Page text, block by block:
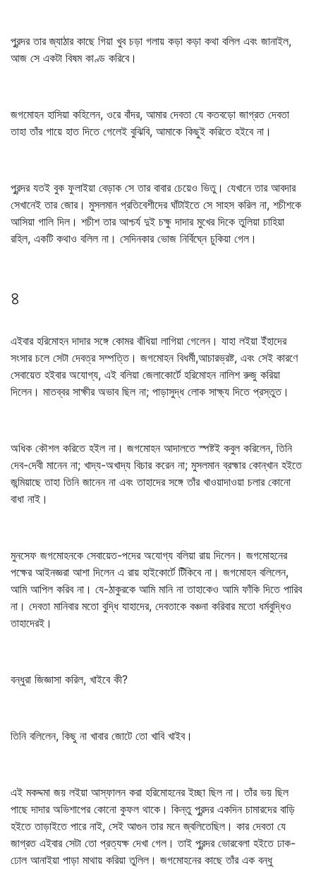
পুরন্দর তার জ্যাঠার কাছে গিয়া খুব চড়া গলায় কড়া কড়া কথা বলিল এবং জানাইল,
আজ সে একটা বিষম কাণ্ড করিবে।
জগমোহন হাসিয়া কহিলেন, ওরে বাঁদর, আমার দেবতা যে কতবড়ো জাগ্রত দেবতা
তাহা তাঁর গায়ে হাত দিতে গেলেই বুঝিবি, আমাকে কিছুই করিতে হইবে না।
পুরন্দর যতই বুক ফুলাইয়া বেড়াক সে তার বাবার চেয়েও ভিতু। যেখানে তার আবদার
সেখানেই তার জোর। মুসলমান প্রতিবেশীদের ঘাঁটাইতে সে সাহস করিল না, শচীশকে
আসিয়া গালি দিল। শচীশ তার আশ্চর্য দুই চক্ষু দাদার মুখের দিকে তুলিয়া চাহিয়া
রহিল, একটি কথাও বলিল না। সেদিনকার ভোজ নির্বিঘ্নে চুকিয়া গেল।
৪
এইবার হরিমোহন দাদার সঙ্গে কোমর বাঁধিয়া লাগিয়া গেলেন। যাহা লইয়া ইঁহাদের
সংসার চলে সেটা দেবত্র সম্পত্তি। জগমোহন বিধর্মী,আচারভ্রষ্ট, এবং সেই কারণে
সেবায়েত হইবার অযোগ্য, এই বলিয়া জেলাকোর্টে হরিমোহন নালিশ রুজু করিয়া
দিলেন। মাতব্বর সাক্ষীর অভাব ছিল না; পাড়াসুদ্ধ লোক সাক্ষ্য দিতে প্রস্তুত।
অধিক কৌশল করিতে হইল না। জগমোহন আদালতে স্পষ্টই কবুল করিলেন, তিনি
দেব-দেবী মানেন না; খাদ্য-অখাদ্য বিচার করেন না; মুসলমান ব্রহ্মার কোন্‌খান হইতে
জন্মিয়াছে তাহা তিনি জানেন না এবং তাহাদের সঙ্গে তাঁর খাওয়াদাওয়া চলার কোনো
বাধা নাই।
মুনসেফ জগমোহনকে সেবায়েত-পদের অযোগ্য বলিয়া রায় দিলেন। জগমোহনের
পক্ষের আইনজ্ঞরা আশা দিলেন এ রায় হাইকোর্টে টিঁকিবে না। জগমোহন বলিলেন,
আমি আপিল করিব না। যে-ঠাকুরকে আমি মানি না তাহাকেও আমি ফাঁকি দিতে পারিব
না। দেবতা মানিবার মতো বুদ্ধি যাহাদের, দেবতাকে বঞ্চনা করিবার মতো ধর্মবুদ্ধিও
তাহাদেরই।
বন্ধুরা জিজ্ঞাসা করিল, খাইবে কী?
তিনি বলিলেন, কিছু না খাবার জোটে তো খাবি খাইব।
এই মকদ্দমা জয় লইয়া আস্ফালন করা হরিমোহনের ইচ্ছা ছিল না। তাঁর ভয় ছিল
পাছে দাদার অভিশাপের কোনো কুফল থাকে। কিন্তু পুরন্দর একদিন চামারদের বাড়ি
হইতে তাড়াইতে পারে নাই, সেই আগুন তার মনে জ্বলিতেছিল। কার দেবতা যে
জাগ্রত এইবার সেটা তো প্রত্যক্ষ দেখা গেল। তাই পুরন্দর ভোরবেলা হইতে ঢাক-
ঢোল আনাইয়া পাড়া মাথায় করিয়া তুলিল। জগমোহনের কাছে তাঁর এক বন্ধু